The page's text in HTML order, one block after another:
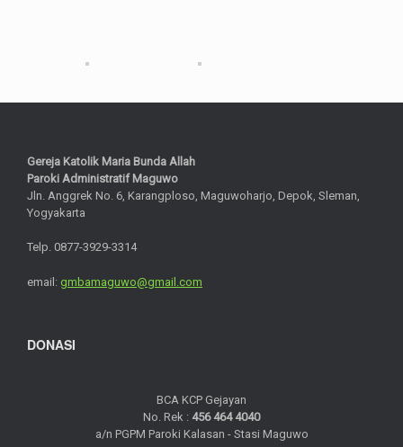
Gereja Katolik Maria Bunda Allah
Paroki Administratif Maguwo
Jln. Anggrek No. 6, Karangploso, Maguwoharjo, Depok, Sleman,
Yogyakarta
Telp. 0877-3929-3314
email: gmbamaguwo@gmail.com
DONASI
BCA KCP Gejayan
No. Rek : 456 464 4040
a/n PGPM Paroki Kalasan - Stasi Maguwo